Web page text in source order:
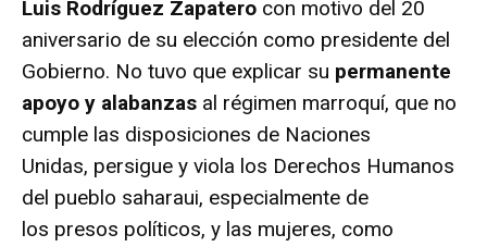
Luis Rodríguez Zapatero con motivo del 20
aniversario de su elección como presidente del
Gobierno. No tuvo que explicar su permanente
apoyo y alabanzas al régimen marroquí, que no
cumple las disposiciones de Naciones
Unidas, persigue y viola los Derechos Humanos
del pueblo saharaui, especialmente de
los presos políticos, y las mujeres, como